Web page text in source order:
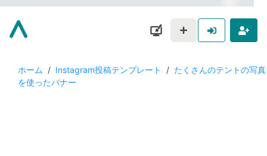
ホーム / Instagram投稿テンプレート / たくさんのテントの写真
を使ったバナー